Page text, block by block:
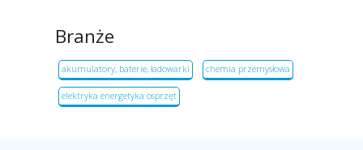
Branże
akumulatory, baterie, ładowarki chemia przemysłowa
elektryka energetyka osprzęt